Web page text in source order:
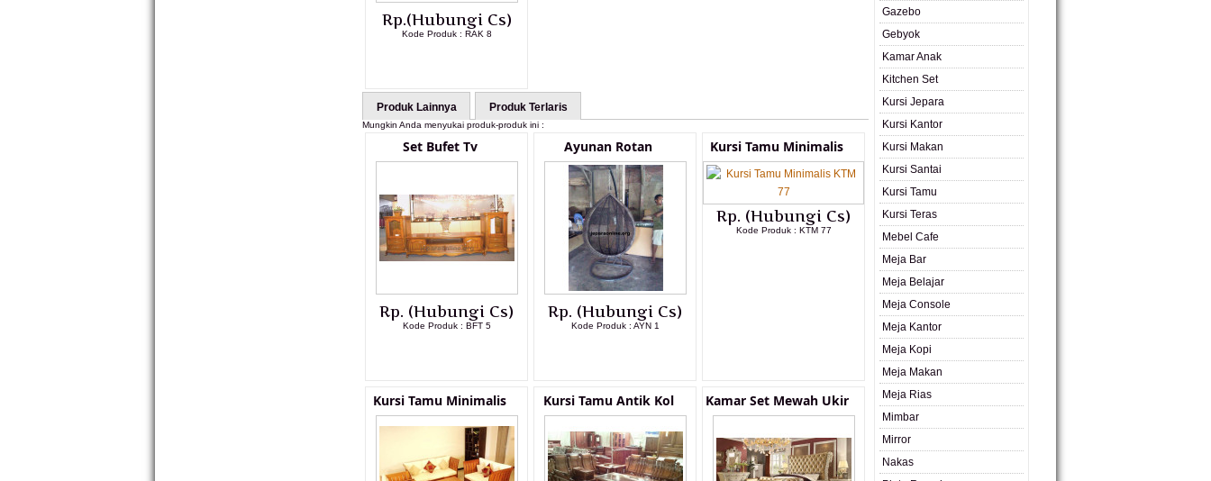
Rp.(Hubungi Cs)
Kode Produk : RAK 8
Produk Lainnya Produk Terlaris
Mungkin Anda menyukai produk-produk ini :
Set Bufet Tv
Rp. (Hubungi Cs)
Kode Produk : BFT 5
Ayunan Rotan
Rp. (Hubungi Cs)
Kode Produk : AYN 1
Kursi Tamu Minimalis
Rp. (Hubungi Cs)
Kode Produk : KTM 77
Kursi Tamu Minimalis Kursi Tamu Antik Kol Kamar Set Mewah Ukir
Gazebo
Gebyok
Kamar Anak
Kitchen Set
Kursi Jepara
Kursi Kantor
Kursi Makan
Kursi Santai
Kursi Tamu
Kursi Teras
Mebel Cafe
Meja Bar
Meja Belajar
Meja Console
Meja Kantor
Meja Kopi
Meja Makan
Meja Rias
Mimbar
Mirror
Nakas